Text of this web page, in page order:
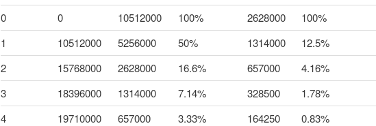
0
0 10512000 100% 2628000
100%
1
10512000 5256000 50% 1314000
12.5%
2
15768000 2628000 16.6% 657000
4.16%
3
18396000 1314000 7.14% 328500
1.78%
4
19710000 657000 3.33% 164250
0.83%